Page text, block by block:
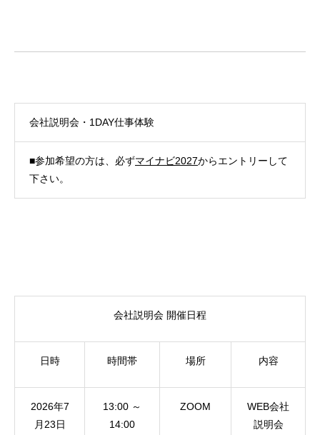
会社説明会・1DAY仕事体験
■参加希望の方は、必ずマイナビ2027からエントリーして
下さい。
会社説明会 開催日程
日時 時間帯 場所 内容
2026年7
月23日
13:00 ～
14:00
ZOOM
WEB会社
説明会